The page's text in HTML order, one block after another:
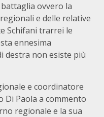
ovvero la
e delle relative
Schifani trarrei le
ennesima
destra non esiste più
e coordinatore
Di Paola a commento
regionale e la sua